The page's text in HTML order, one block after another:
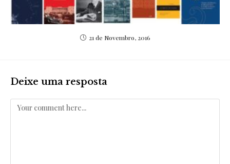
21 de Novembro, 2016
Deixe uma resposta
Comentar